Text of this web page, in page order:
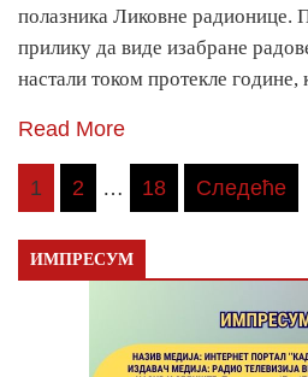
полазника Ликовне радионице.
прилику да виде изабране
настали током протекле
Read More
Пагинација
чланака
1 2 … 18 Следеће
ИМПРЕСУМ